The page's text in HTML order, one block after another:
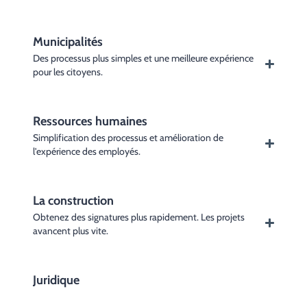
Municipalités
Des processus plus simples et une meilleure expérience
pour les citoyens.
Ressources humaines
Simplification des processus et amélioration de
l'expérience des employés.
La construction
Obtenez des signatures plus rapidement. Les projets
avancent plus vite.
Juridique